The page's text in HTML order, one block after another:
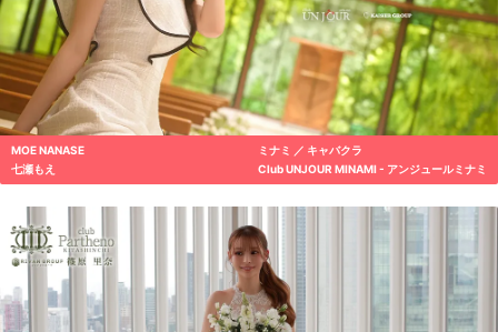
MOE NANASE
七瀬もえ
ミナミ ／ キャバクラ
Club UNJOUR MINAMI - アンジュールミナミ